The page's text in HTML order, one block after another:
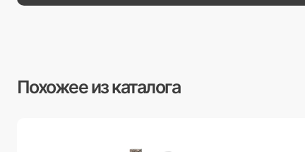
Похожее из каталога